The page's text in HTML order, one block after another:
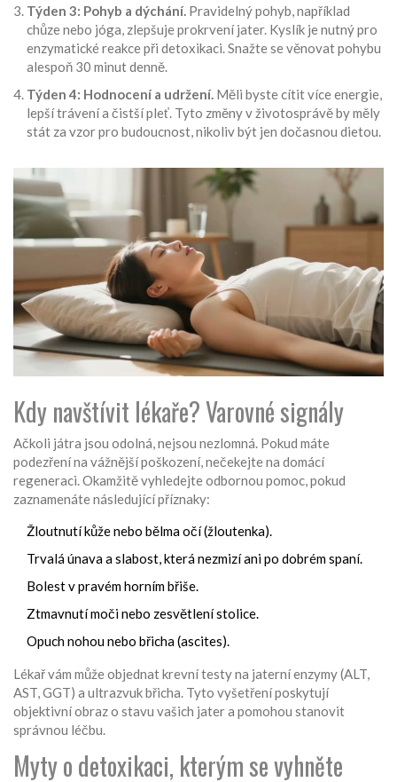
Týden 3: Pohyb a dýchání. Pravidelný pohyb, například
chůze nebo jóga, zlepšuje prokrvení jater. Kyslík je nutný pro
enzymatické reakce při detoxikaci. Snažte se věnovat pohybu
alespoň 30 minut denně.
Týden 4: Hodnocení a udržení. Měli byste cítit více energie,
lepší trávení a čistší pleť. Tyto změny v životosprávě by měly
stát za vzor pro budoucnost, nikoliv být jen dočasnou dietou.
Kdy navštívit lékaře? Varovné signály
Ačkoli játra jsou odolná, nejsou nezlomná. Pokud máte
podezření na vážnější poškození, nečekejte na domácí
regeneraci. Okamžitě vyhledejte odbornou pomoc, pokud
zaznamenáte následující příznaky:
Žloutnutí kůže nebo bělma očí (žloutenka).
Trvalá únava a slabost, která nezmizí ani po dobrém spaní.
Bolest v pravém horním břiše.
Ztmavnutí moči nebo zesvětlení stolice.
Opuch nohou nebo břicha (ascites).
Lékař vám může objednat krevní testy na jaterní enzymy (ALT,
AST, GGT) a ultrazvuk břicha. Tyto vyšetření poskytují
objektivní obraz o stavu vašich jater a pomohou stanovit
správnou léčbu.
Myty o detoxikaci, kterým se vyhněte